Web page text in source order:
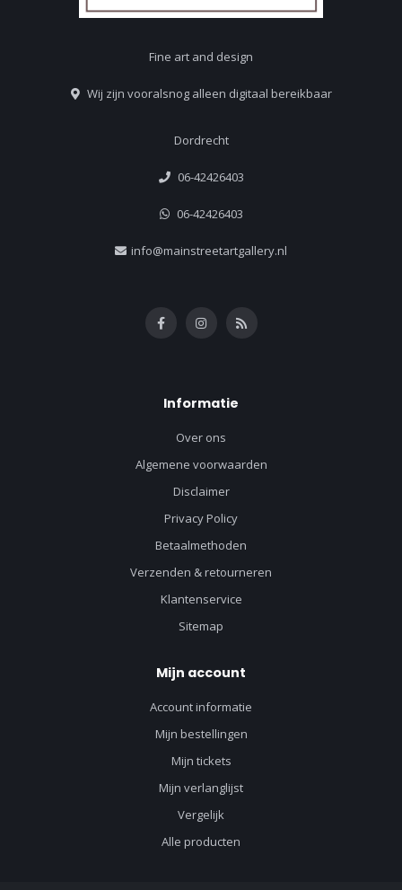
Fine art and design
Wij zijn vooralsnog alleen digitaal bereikbaar
Dordrecht
06-42426403
06-42426403
info@mainstreetartgallery.nl
Informatie
Over ons
Algemene voorwaarden
Disclaimer
Privacy Policy
Betaalmethoden
Verzenden & retourneren
Klantenservice
Sitemap
Mijn account
Account informatie
Mijn bestellingen
Mijn tickets
Mijn verlanglijst
Vergelijk
Alle producten